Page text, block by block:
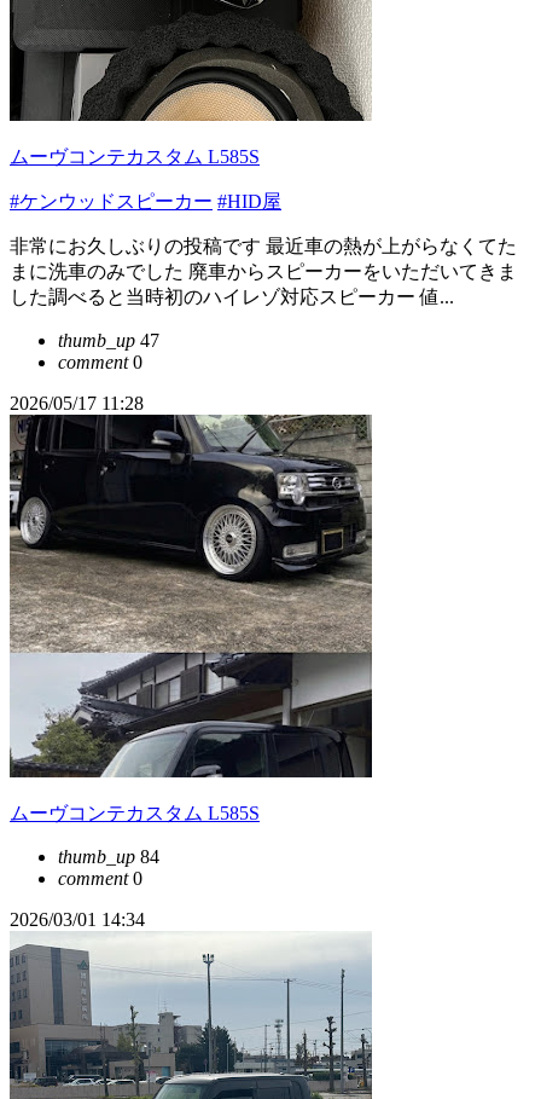
ムーヴコンテカスタム L585S
#ケンウッドスピーカー #HID屋
非常にお久しぶりの投稿です 最近車の熱が上がらなくてた
まに洗車のみでした 廃車からスピーカーをいただいてきま
した調べると当時初のハイレゾ対応スピーカー 値...
thumb_up 47
comment0
2026/05/17 11:28
ムーヴコンテカスタム L585S
thumb_up 84
comment0
2026/03/01 14:34